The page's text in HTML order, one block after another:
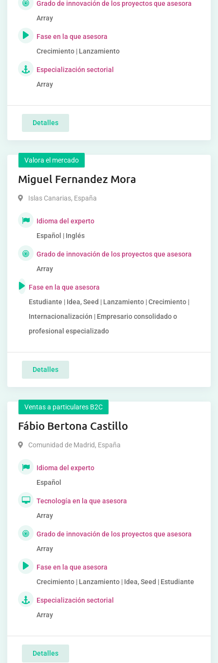
Grado de innovación de los proyectos que asesora
Array
Fase en la que asesora
Crecimiento | Lanzamiento
Especialización sectorial
Array
Detalles
Valora el mercado
Miguel Fernandez Mora
Islas Canarias, España
Idioma del experto
Español | Inglés
Grado de innovación de los proyectos que asesora
Array
Fase en la que asesora
Estudiante | Idea, Seed | Lanzamiento | Crecimiento |
Internacionalización | Empresario consolidado o
profesional especializado
Detalles
Ventas a particulares B2C
Fábio Bertona Castillo
Comunidad de Madrid, España
Idioma del experto
Español
Tecnología en la que asesora
Array
Grado de innovación de los proyectos que asesora
Array
Fase en la que asesora
Crecimiento | Lanzamiento | Idea, Seed | Estudiante
Especialización sectorial
Array
Detalles